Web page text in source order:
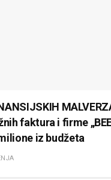
faktura i firme
iz budžeta